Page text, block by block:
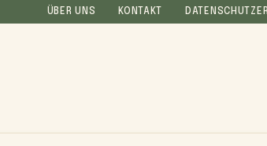
ÜBER UNS KONTAKT